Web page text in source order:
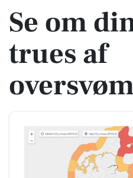
Se om
trues af